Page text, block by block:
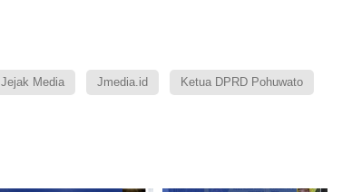
Jejak Media Jmedia.id Ketua DPRD Pohuwato